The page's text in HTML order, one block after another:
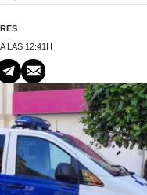
LAS 12:41H